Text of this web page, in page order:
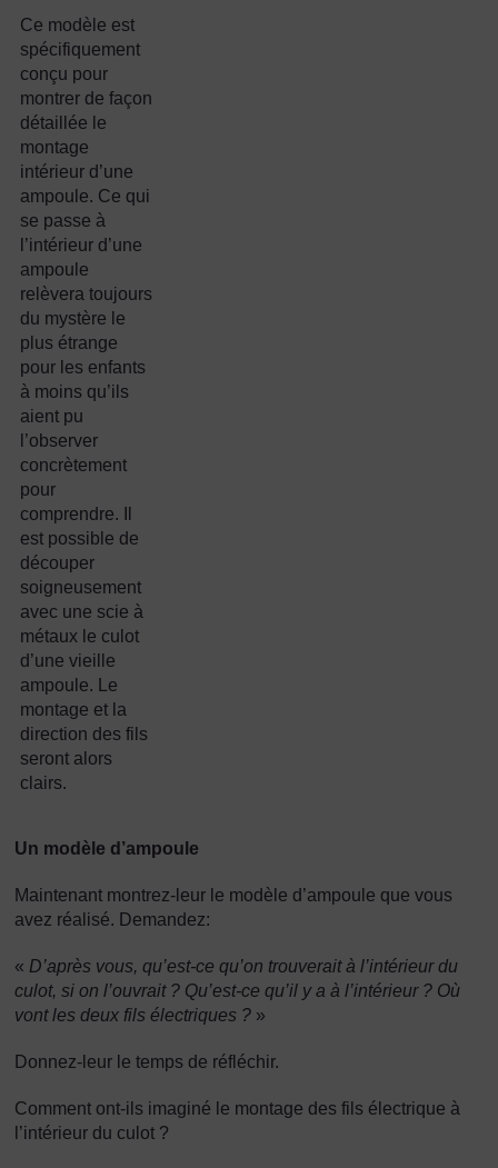
Ce modèle est
spécifiquement
conçu pour
montrer de façon
détaillée le
montage
intérieur d’une
ampoule. Ce qui
se passe à
l’intérieur d’une
ampoule
relèvera toujours
du mystère le
plus étrange
pour les enfants
à moins qu’ils
aient pu
l’observer
concrètement
pour
comprendre. Il
est possible de
découper
soigneusement
avec une scie à
métaux le culot
d’une vieille
ampoule. Le
montage et la
direction des fils
seront alors
clairs.
Un modèle d’ampoule
Maintenant montrez-leur le modèle d’ampoule que vous
avez réalisé. Demandez:
« D’après vous, qu’est-ce qu’on trouverait à l’intérieur du
culot, si on l’ouvrait ? Qu’est-ce qu’il y a à l’intérieur ? Où
vont les deux fils électriques ? »
Donnez-leur le temps de réfléchir.
Comment ont-ils imaginé le montage des fils électrique à
l’intérieur du culot ?